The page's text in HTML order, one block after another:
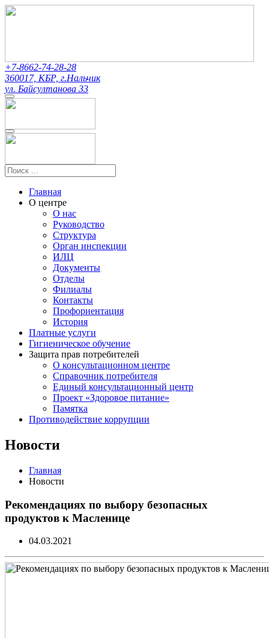
+7-8662-74-28-28
360017, КБР, г.Нальчик
ул. Байсултанова 33
Главная
О центре
О нас
Руководство
Структура
Орган инспекции
ИЛЦ
Документы
Отделы
Филиалы
Контакты
Профориентация
История
Платные услуги
Гигиеническое обучение
Защита прав потребителей
О консультационном центре
Справочник потребителя
Единый консультационный центр
Проект «Здоровое питание»
Памятка
Противодействие коррупции
Новости
Главная
Новости
Рекомендациях по выбору безопасных
продуктов к Масленице
04.03.2021